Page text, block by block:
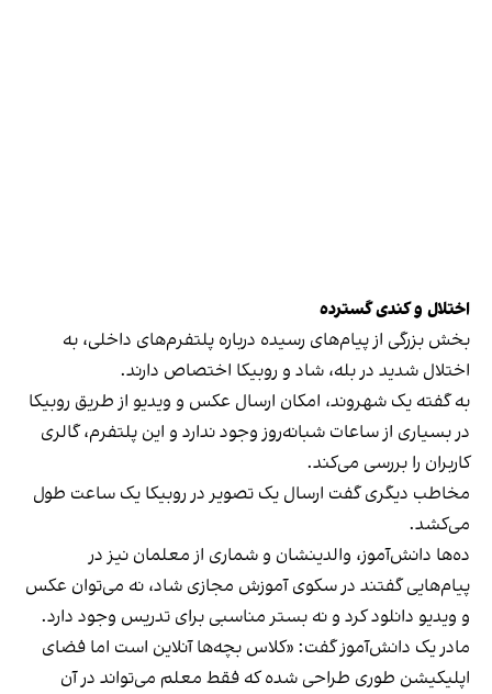
اختلال و کندی گسترده
بخش بزرگی از پیام‌های رسیده درباره پلتفرم‌های داخلی، به
اختلال شدید در بله، شاد و روبیکا اختصاص دارند.
به گفته یک شهروند، امکان ارسال عکس و ویدیو از طریق روبیکا
در بسیاری از ساعات شبانه‌روز وجود ندارد و این پلتفرم، گالری
کاربران را بررسی می‌کند.
مخاطب دیگری گفت ارسال یک تصویر در روبیکا یک ساعت طول
می‌کشد.
ده‌ها دانش‌آموز، والدینشان و شماری از معلمان نیز در
پیام‌هایی گفتند در سکوی آموزش مجازی شاد، نه می‌توان عکس
و ویدیو دانلود کرد و نه بستر مناسبی برای تدریس وجود دارد.
مادر یک دانش‌آموز گفت: «کلاس بچه‌ها آنلاین است اما فضای
اپلیکیشن طوری طراحی شده که فقط معلم می‌تواند در آن